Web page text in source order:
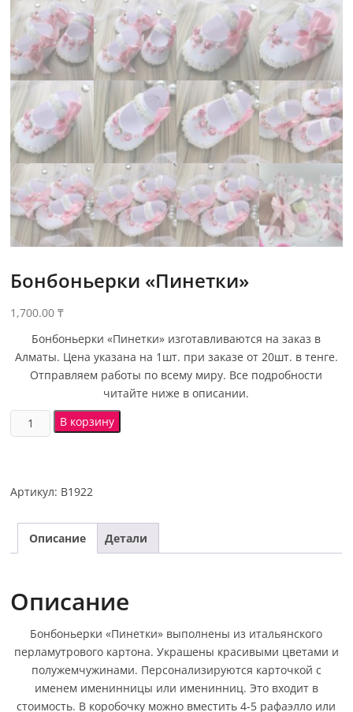
Бонбоньерки «Пинетки»
1,700.00₸
Бонбоньерки «Пинетки» изготавливаются на заказ в
Алматы. Цена указана на 1шт. при заказе от 20шт. в тенге.
Отправляем работы по всему миру. Все подробности
читайте ниже в описании.
В корзину
Артикул: B1922
Описание Детали
Описание
Бонбоньерки «Пинетки» выполнены из итальянского
перламутрового картона. Украшены красивыми цветами и
полужемчужинами. Персонализируются карточкой с
именем именинницы или именинниц. Это входит в
стоимость. В коробочку можно вместить 4-5 рафаэлло или